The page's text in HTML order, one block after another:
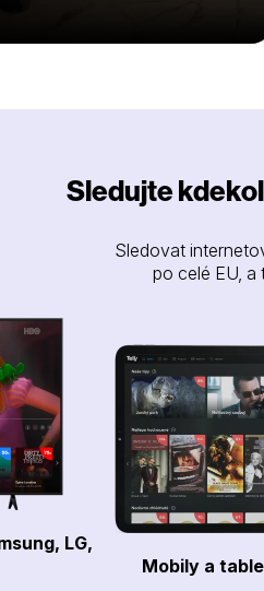
Sledujte
Sledovat
po celé EU, a
LG,
Mobily a